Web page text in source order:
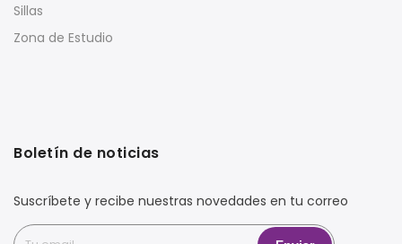
Sillas
Zona de Estudio
Boletín de noticias
Suscríbete y recibe nuestras novedades en tu correo